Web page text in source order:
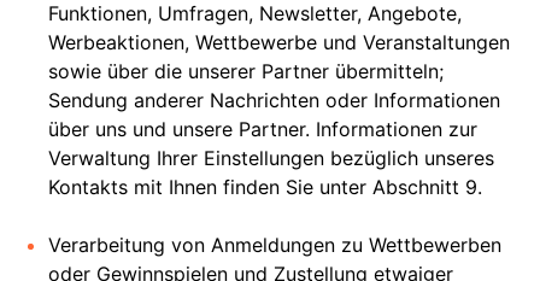
Funktionen, Umfragen, Newsletter, Angebote,
Werbeaktionen, Wettbewerbe und Veranstaltungen
sowie über die unserer Partner übermitteln;
Sendung anderer Nachrichten oder Informationen
über uns und unsere Partner. Informationen zur
Verwaltung Ihrer Einstellungen bezüglich unseres
Kontakts mit Ihnen finden Sie unter Abschnitt 9.
Verarbeitung von Anmeldungen zu Wettbewerben
oder Gewinnspielen und Zustellung etwaiger